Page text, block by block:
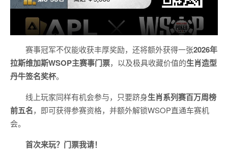
赛事冠军不仅能收获丰厚奖励，还将额外获得一张2026年
拉斯维加斯WSOP主赛事门票，以及极具收藏价值的生肖造型
丹牛签名奖杯。
线上玩家同样有机会参与，只要跻身生肖系列赛百万周榜
前五名，即可获得参赛资格，并额外解锁WSOP直通车赛机
会。
首次来玩？门票我请！